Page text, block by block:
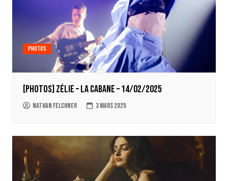
Photos
[Photos] Zélie – La Cabane – 14/02/2025
Nathan Felchner 3 mars 2025